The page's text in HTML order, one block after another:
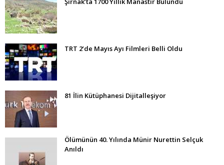
TRT 2’de Mayıs Ayı Filmleri Belli Oldu
81 İlin Kütüphanesi Dijitalleşiyor
Ölümünün 40. Yılında Münir Nurettin Selçuk
Anıldı